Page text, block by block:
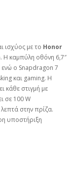
ισχύος με το Honor
Η καμπύλη οθόνη 6,7″
ενώ ο Snapdragon 7
και gaming. Η
κάθε στιγμή με
σε 100 W
στην πρίζα.
υποστήριξη